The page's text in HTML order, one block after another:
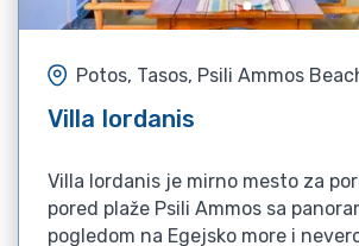
Potos, Tasos, Psili Ammos
Villa Iordanis
Villa Iordanis je mirno mesto za
pored plaže Psili Ammos sa
pogledom na Egejsko more i